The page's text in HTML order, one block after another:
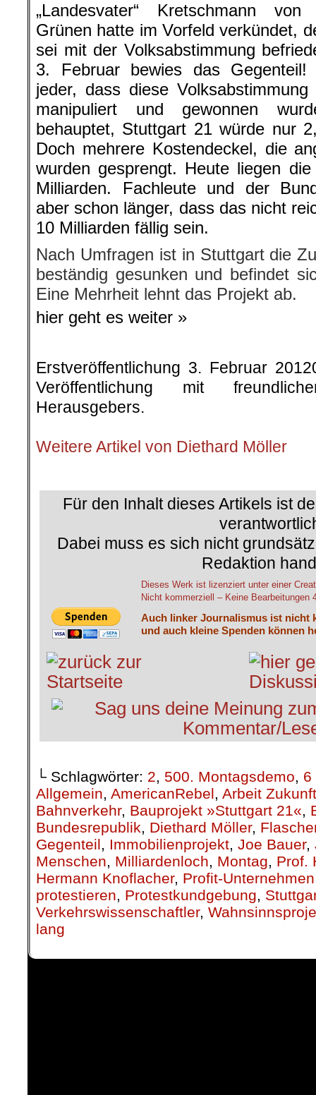
„Landesvater“ Kretschmann von
Grünen hatte im Vorfeld verkündet,
sei mit der Volksabstimmung
3. Februar bewies das
jeder, dass diese
manipuliert und gewonnen
behauptet, Stuttgart 21 würde nur
Doch mehrere Kostendeckel, die
wurden gesprengt. Heute liegen
Milliarden. Fachleute und der
aber schon länger, dass das nicht
10 Milliarden fällig sein.
Nach Umfragen ist in Stuttgart die
beständig gesunken und befindet
Eine Mehrheit lehnt das Projekt ab.
hier geht es weiter »
Erstveröffentlichung 3. Februar
Veröffentlichung mit
Herausgebers.
Weitere Artikel von Diethard Möller
Für den Inhalt dieses Artikels ist
Dabei muss es sich nicht
Redaktion
Dieses Werk ist lizenziert unter einer
Nicht kommerziell – Keine Bearbeitungen
Auch linker Journalismus ist nicht
und auch kleine Spenden können
└ Schlagwörter: 2, 500. Montagsdemo, 6
Allgemein, AmericanRebel, Arbeit Zukunft
Bahnverkehr, Bauprojekt »Stuttgart 21«,
Bundesrepublik, Diethard Möller,
Gegenteil, Immobilienprojekt, Joe Bauer,
Menschen, Milliardenloch, Montag, Prof.
Hermann Knoflacher, Profit-Unternehmen
protestieren, Protestkundgebung,
Verkehrswissenschaftler,
lang